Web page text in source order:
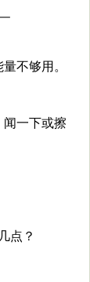
不够用。
一下或擦
点？